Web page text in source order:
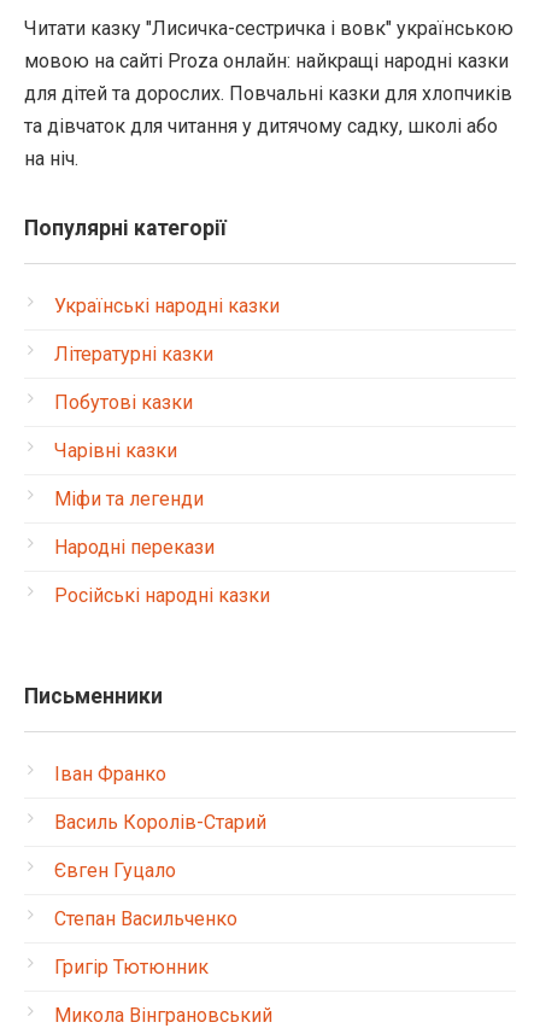
Читати казку "Лисичка-сестричка і вовк" українською
мовою на сайті Proza онлайн: найкращі народні казки
для дітей та дорослих. Повчальні казки для хлопчиків
та дівчаток для читання у дитячому садку, школі або
на ніч.
Популярні категорії
Українські народні казки
Літературні казки
Побутові казки
Чарівні казки
Міфи та легенди
Народні перекази
Російські народні казки
Письменники
Іван Франко
Василь Королів-Старий
Євген Гуцало
Степан Васильченко
Григір Тютюнник
Микола Вінграновський